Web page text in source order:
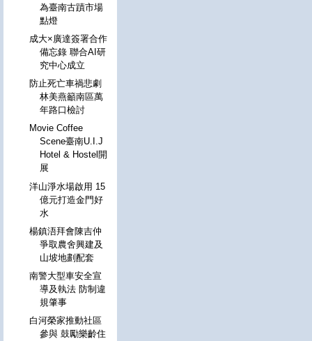
為臺南古蹟市場
點燈
成大×廣達簽署合作
備忘錄 聯合AI研
究中心成立
防止死亡車禍悲劇
林美燕籲南區萬
年路口檢討
Movie Coffee
Scene臺南U.I.J
Hotel & Hostel開
展
洋山淨水場啟用 15
億元打造金門好
水
楊鎮浯拜會陳吉仲
爭取農舍興建及
山坡地劃配套
南警大型車安全宣
導及執法 防制違
規肇事
白河榮家推動社區
參與 鼓勵樂齡住